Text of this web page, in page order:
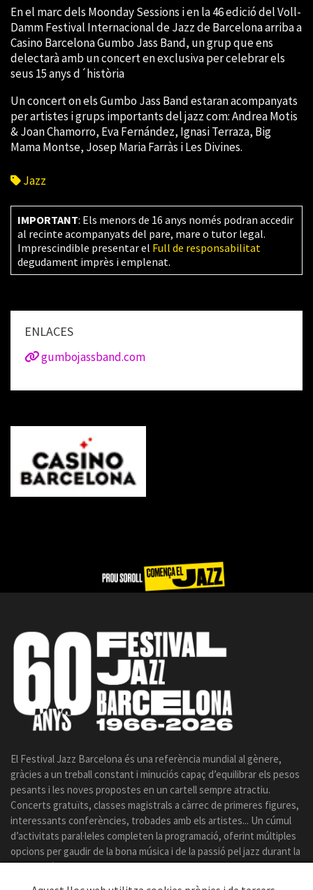
En el marc dels Moonday Sessions i en la 46 edició del Voll-
Damm Festival Internacional de Jazz de Barcelona arriba a
Casino Barcelona Gumbo Jass Band, un grup que ens
delectarà amb un concert en exclusiva per celebrar els
seus 15 anys d´història
Un concert on els Gumbo Jass Band estaran acompanyats
per artistes i grups importants del jazz com: Andrea Motis
& Joan Chamorro, Eva Fernández, Ignasi Terraza, Big
Mama Montse, Josep Maria Farràs i Les Divines.
Jazz
IMPORTANT: Els menors de 16 anys només podran accedir
al recinte acompanyats del pare, mare o tutor legal.
Imprescindible presentar el Full de responsabilitat
degudament imprès i emplenat.
ENLACES
gumbojassband.com
El Festival Jazz Barcelona és una referència mundial al gènere,
gràcies a un treball constant i minuciós capaç d’equilibrar els pesos
pesants i les noves propostes en un cartell sempre atractiu.
Concerts gratuïts, classes magistrals a càrrec de primeres figures,
interessants conferències, trobades amb els artistes... Un cúmul
d’activitats paral·leles completen la programació, oferint múltiples
opcions per gaudir de la bona música i de la passió pel jazz durant la
celebració del certamen.